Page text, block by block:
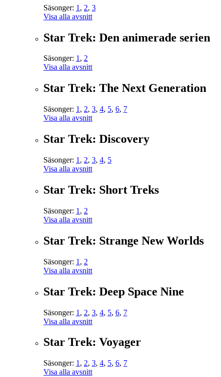
Säsonger: 1 , 2, 3
Visa alla avsnitt
Star Trek: Den animerade serien
Säsonger: 1, 2
Visa alla avsnitt
Star Trek: The Next Generation
Säsonger: 1 , 2, 3, 4, 5, 6, 7
Visa alla avsnitt
Star Trek: Discovery
Säsonger: 1 , 2, 3, 4, 5
Visa alla avsnitt
Star Trek: Short Treks
Säsonger: 1 , 2
Visa alla avsnitt
Star Trek: Strange New Worlds
Säsonger: 1 , 2
Visa alla avsnitt
Star Trek: Deep Space Nine
Säsonger: 1 , 2, 3, 4, 5, 6, 7
Visa alla avsnitt
Star Trek: Voyager
Säsonger: 1 , 2, 3, 4, 5, 6, 7
Visa alla avsnitt